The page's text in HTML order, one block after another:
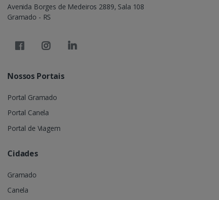
Avenida Borges de Medeiros 2889, Sala 108
Gramado - RS
Nossos Portais
Portal Gramado
Portal Canela
Portal de Viagem
Cidades
Gramado
Canela